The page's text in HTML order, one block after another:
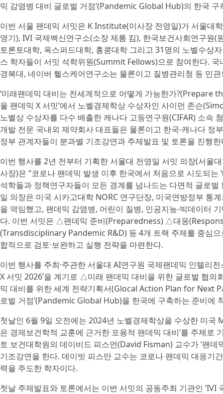
믹 감염병 대비 글로벌 거점’(Pandemic Global Hub)의 한국 구
이번 서울 팬데믹 서밋은 K Institute(이사장 전영일)가 서울대
영기), IVI 국제백신연구소(소장 제롬 킴), 한국보건사회연구원
토론토대학, 옥스퍼드대학, 홍콩대학 그리고 31명의 노벨수상
스 학자들이 서밋 석학위원(Summit Fellows)으로 참여한다.
경북대, 네이버 헬스케어연구소는 물론이고 질병관리청 등 민
‘미래팬데믹 대비는 전세계적으로 어떻게 가능한가?(Prepare
울 팬데믹 X 서밋’에서 노벨경제학상 수상자인 사이먼 존슨
노벨상 수상자를 다수 배출한 캐나다 고등연구원(CIFAR) 소속
개발 전문 국내외 제약회사 대표들은 물론이고 한국-캐나다 정
정부 관계자들이 분과별 기조강연과 주제발표 및 토론을 진행한
이번 행사를 2년 전부터 기획한 서울대 전영일 서밋 의장(서
사장)은 “코로나 팬데믹 발생 이후 한국에서 처음으로 시도되
석학들과 정책연구자들이 모든 경계를 넘나드는 다면적 글로
일 의장은 미국 시카고대학 NORC 연구단장, 미국연방정부 통
을 역임했고, 팬데믹 감염병, 어린이 질병, 인공지능-빅데이터
다. 이번 서밋은 △팬데믹 준비(Preparedness) △대응
(Transdisciplinary Pandemic R&D) 등 4개 트랙 주제를 중심
합적으로 검토·보완하고 실행 전략을 마련한다.
이번 행사를 주최·주관한 서울대 AI연구원 국제팬데믹 인텔리
X 서밋 2026’을 계기로 △미래 팬데믹 대비을 위한 글로벌
믹 대비를 위한 세계 전략기획서(Glocal Action Plan for Next
로벌 거점’(Pandemic Global Hub)을 한국에 구축하는 준비에
첫날인 6월 9일 오전에는 2024년 노벨경제학상을 수상한 미국
은 경제보건학적 교훈에 근거한 포용적 팬데믹 대비’를 주제
토 보건대학원의 데이비드 피스먼(David Fisman) 교수가 ‘팬
기조강연을 한다. 데이빗 피스만 교수는 코로나 팬데믹 대응기
력을 주도한 학자이다.
첫날 주제발표와 토론에서는 이번 서밋의 공동주최 기관인 ‘IVI